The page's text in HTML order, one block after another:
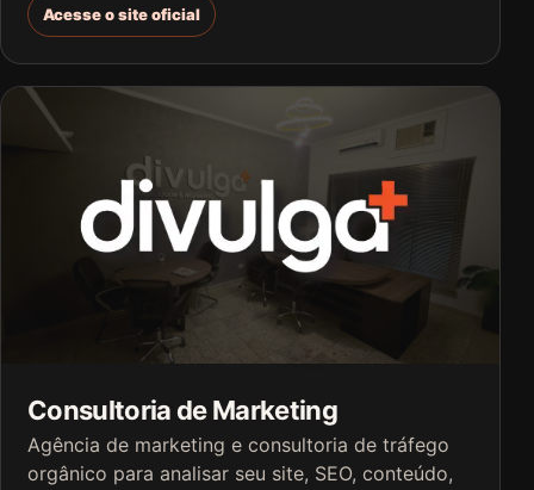
Acesse o site oficial
Consultoria de Marketing
Agência de marketing e consultoria de tráfego
orgânico para analisar seu site, SEO, conteúdo,